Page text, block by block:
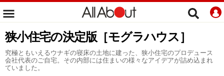
狭小住宅の決定版［モグラハウス］
究極ともいえるウナギの寝床の土地に建った、狭小住宅のプロデュース
会社代表のご自宅。その内部には住まいの様々なアイデアが詰め込まれ
ていました。